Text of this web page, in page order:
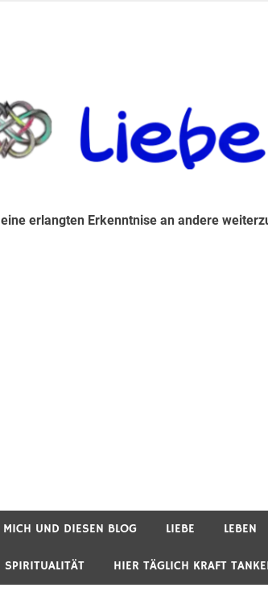
erlangten Erkenntnise an andere
MICH UND DIESEN BLOG LIEBE LEBEN
SPIRITUALITÄT HIER TÄGLICH KRAFT